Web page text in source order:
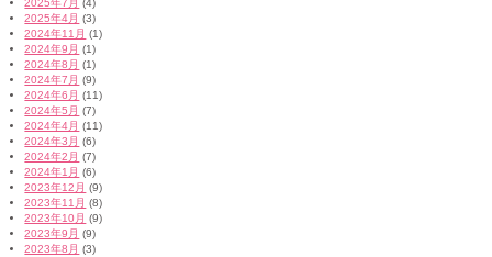
2025年7月 (4)
2025年4月 (3)
2024年11月 (1)
2024年9月 (1)
2024年8月 (1)
2024年7月 (9)
2024年6月 (11)
2024年5月 (7)
2024年4月 (11)
2024年3月 (6)
2024年2月 (7)
2024年1月 (6)
2023年12月 (9)
2023年11月 (8)
2023年10月 (9)
2023年9月 (9)
2023年8月 (3)